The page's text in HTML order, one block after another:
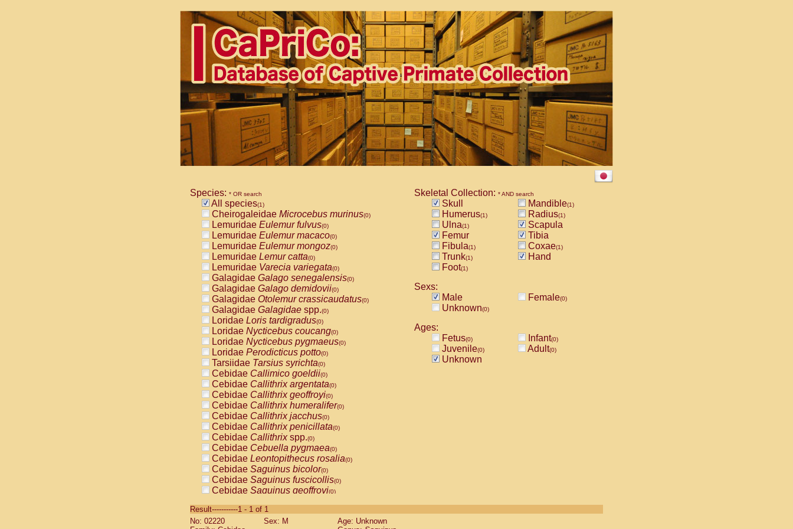
Species: * OR search
All species(1)
Cheirogaleidae Microcebus murinus(0)
Lemuridae Eulemur fulvus(0)
Lemuridae Eulemur macaco(0)
Lemuridae Eulemur mongoz(0)
Lemuridae Lemur catta(0)
Lemuridae Varecia variegata(0)
Galagidae Galago senegalensis(0)
Galagidae Galago demidovii(0)
Galagidae Otolemur crassicaudatus(0)
Galagidae Galagidae spp.(0)
Loridae Loris tardigradus(0)
Loridae Nycticebus coucang(0)
Loridae Nycticebus pygmaeus(0)
Loridae Perodicticus potto(0)
Tarsiidae Tarsius syrichta(0)
Cebidae Callimico goeldii(0)
Cebidae Callithrix argentata(0)
Cebidae Callithrix geoffroyi(0)
Cebidae Callithrix humeralifer(0)
Cebidae Callithrix jacchus(0)
Cebidae Callithrix penicillata(0)
Cebidae Callithrixspp.(0)
Cebidae Cebuella pygmaea(0)
Cebidae Leontopithecus rosalia(0)
Cebidae Saguinus bicolor(0)
Cebidae Saguinus fuscicollis(0)
Cebidae Saguinus geoffroyi(0)
CebidaeSaguinus labiatus(0)
Cebidae Saguinus leucopus (0)
Skeletal Collection: * AND search
Skull Mandible(1)
Humerus(1) Radius(1)
Ulna(1)
Scapula
Femur
Tibia
Fibula(1) Coxae(1)
Trunk(1)
Hand
Foot(1)
Sexs:
Male
Female(0)
Unknown(0)
Ages:
Fetus(0) Infant(0)
Juvenile(0) Adult(0)
Unknown
Result-----------1 - 1 of 1
No: 02220
Sex: M
Age: Unknown